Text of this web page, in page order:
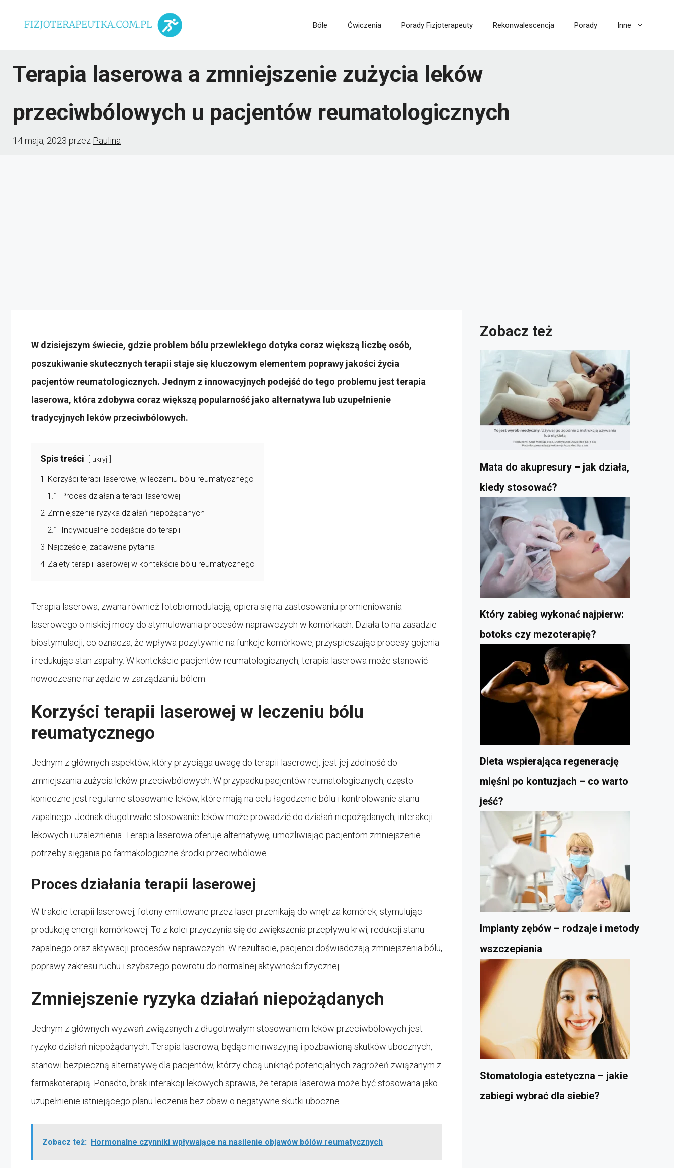
Bóle Ćwiczenia Porady Fizjoterapeuty Rekonwalescencja Porady Inne
Terapia laserowa a zmniejszenie zużycia leków
przeciwbólowych u pacjentów reumatologicznych
14 maja, 2023 przez Paulina
W dzisiejszym świecie, gdzie problem bólu przewlekłego dotyka coraz większą liczbę osób,
poszukiwanie skutecznych terapii staje się kluczowym elementem poprawy jakości życia
pacjentów reumatologicznych. Jednym z innowacyjnych podejść do tego problemu jest terapia
laserowa, która zdobywa coraz większą popularność jako alternatywa lub uzupełnienie
tradycyjnych leków przeciwbólowych.
Spis treści ukryj
1 Korzyści terapii laserowej w leczeniu bólu reumatycznego
1.1 Proces działania terapii laserowej
2 Zmniejszenie ryzyka działań niepożądanych
2.1
Indywidualne podejście do terapii
3 Najczęściej zadawane pytania
4 Zalety terapii laserowej w kontekście bólu reumatycznego
Terapia laserowa, zwana również fotobiomodulacją, opiera się na zastosowaniu promieniowania
laserowego o niskiej mocy do stymulowania procesów naprawczych w komórkach. Działa to na zasadzie
biostymulacji, co oznacza, że wpływa pozytywnie na funkcje komórkowe, przyspieszając procesy gojenia
i redukując stan zapalny. W kontekście pacjentów reumatologicznych, terapia laserowa może stanowić
nowoczesne narzędzie w zarządzaniu bólem.
Korzyści terapii laserowej w leczeniu bólu
reumatycznego
Jednym z głównych aspektów, który przyciąga uwagę do terapii laserowej, jest jej zdolność do
zmniejszania zużycia leków przeciwbólowych. W przypadku pacjentów reumatologicznych, często
konieczne jest regularne stosowanie leków, które mają na celu łagodzenie bólu i kontrolowanie stanu
zapalnego. Jednak długotrwałe stosowanie leków może prowadzić do działań niepożądanych, interakcji
lekowych i uzależnienia. Terapia laserowa oferuje alternatywę, umożliwiając pacjentom zmniejszenie
potrzeby sięgania po farmakologiczne środki przeciwbólowe.
Proces działania terapii laserowej
W trakcie terapii laserowej, fotony emitowane przez laser przenikają do wnętrza komórek, stymulując
produkcję energii komórkowej. To z kolei przyczynia się do zwiększenia przepływu krwi, redukcji stanu
zapalnego oraz aktywacji procesów naprawczych. W rezultacie, pacjenci doświadczają zmniejszenia bólu,
poprawy zakresu ruchu i szybszego powrotu do normalnej aktywności fizycznej.
Zmniejszenie ryzyka działań niepożądanych
Jednym z głównych wyzwań związanych z długotrwałym stosowaniem leków przeciwbólowych jest
ryzyko działań niepożądanych. Terapia laserowa, będąc nieinwazyjną i pozbawioną skutków ubocznych,
stanowi bezpieczną alternatywę dla pacjentów, którzy chcą uniknąć potencjalnych zagrożeń związanym z
farmakoterapią. Ponadto, brak interakcji lekowych sprawia, że terapia laserowa może być stosowana jako
uzupełnienie istniejącego planu leczenia bez obaw o negatywne skutki uboczne.
Zobacz też: Hormonalne czynniki wpływające na nasilenie objawów bólów reumatycznych
Zobacz też
Mata do akupresury – jak działa,
kiedy stosować?
Który zabieg wykonać najpierw:
botoks czy mezoterapię?
Dieta wspierająca regenerację
mięśni po kontuzjach – co warto
jeść?
Implanty zębów – rodzaje i metody
wszczepiania
Stomatologia estetyczna – jakie
zabiegi wybrać dla siebie?